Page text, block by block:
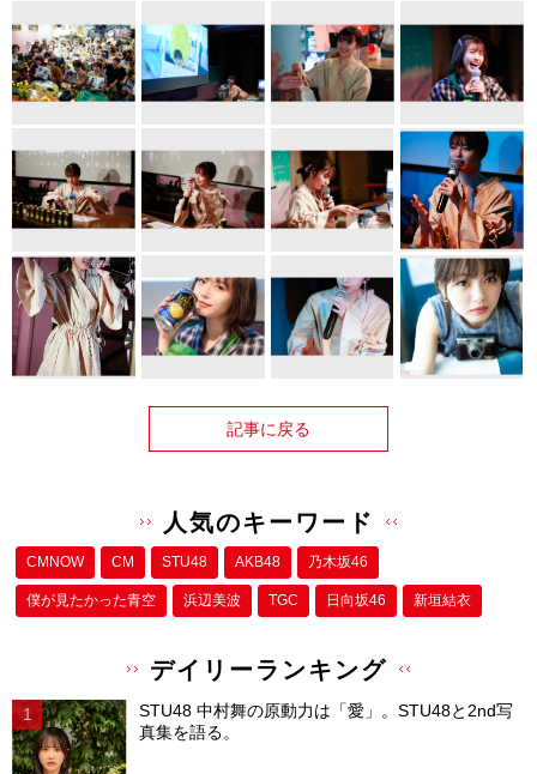
記事に戻る
人気のキーワード
CMNOW CM STU48 AKB48 乃木坂46
僕が⾒たかった⻘空 浜辺美波 TGC 日向坂46 新垣結衣
デイリーランキング
STU48 中村舞の原動力は「愛」。STU48と2nd写
真集を語る。